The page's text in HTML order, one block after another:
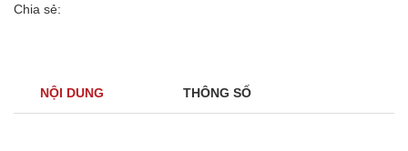
Chia sẻ:
NỘI DUNG THÔNG SỐ